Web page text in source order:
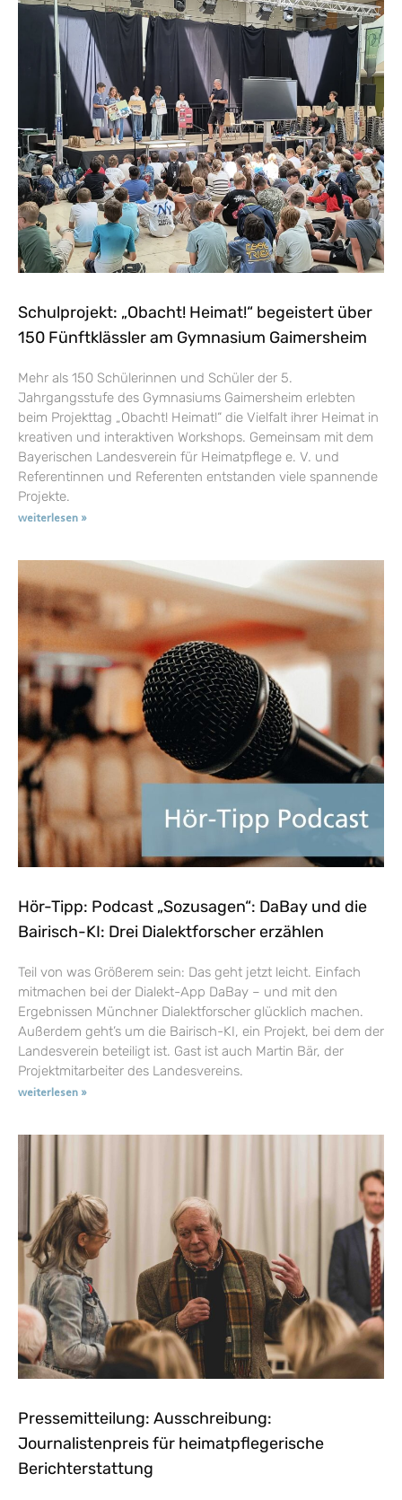
Schulprojekt: „Obacht! Heimat!“ begeistert über
150 Fünftklässler am Gymnasium Gaimersheim
Mehr als 150 Schülerinnen und Schüler der 5.
Jahrgangsstufe des Gymnasiums Gaimersheim erlebten
beim Projekttag „Obacht! Heimat!“ die Vielfalt ihrer Heimat in
kreativen und interaktiven Workshops. Gemeinsam mit dem
Bayerischen Landesverein für Heimatpflege e. V. und
Referentinnen und Referenten entstanden viele spannende
Projekte.
weiterlesen »
Hör-Tipp: Podcast „Sozusagen“: DaBay und die
Bairisch-KI: Drei Dialektforscher erzählen
Teil von was Größerem sein: Das geht jetzt leicht. Einfach
mitmachen bei der Dialekt-App DaBay – und mit den
Ergebnissen Münchner Dialektforscher glücklich machen.
Außerdem geht’s um die Bairisch-KI, ein Projekt, bei dem der
Landesverein beteiligt ist. Gast ist auch Martin Bär, der
Projektmitarbeiter des Landesvereins.
weiterlesen »
Pressemitteilung: Ausschreibung:
Journalistenpreis für heimatpflegerische
Berichterstattung